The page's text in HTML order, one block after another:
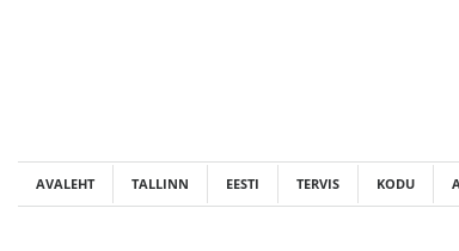
AVALEHT TALLINN EESTI TERVIS KODU